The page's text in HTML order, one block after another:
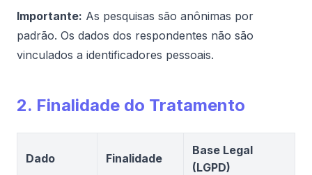
Importante: As pesquisas são anônimas por
padrão. Os dados dos respondentes não são
vinculados a identificadores pessoais.
2. Finalidade do Tratamento
Dado Finalidade
Base Legal
(LGPD)